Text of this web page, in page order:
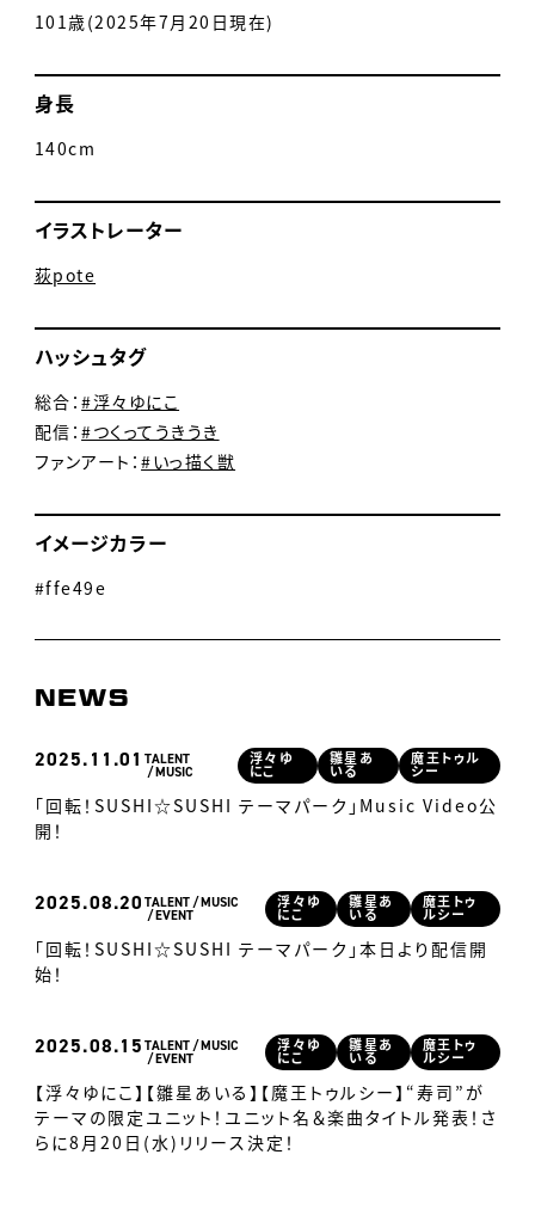
101歳(2025年7月20日現在)
身長
140cm
イラストレーター
荻pote
ハッシュタグ
総合：#浮々ゆにこ
配信：#つくってうきうき
ファンアート：#いっ描く獣
イメージカラー
#ffe49e
NEWS
2025 11.01 TALENT
MUSIC
浮々ゆ
にこ
雛星あ
いる
魔王トゥル
シー
「回転！SUSHI☆SUSHI テーマパーク」Music Video公
開！
2025 08.20 TALENT MUSIC
EVENT
浮々ゆ
にこ
雛星あ
いる
魔王トゥ
ルシー
「回転！SUSHI☆SUSHI テーマパーク」本日より配信開
始！
2025 08.15 TALENT MUSIC
EVENT
浮々ゆ
にこ
雛星あ
いる
魔王トゥ
ルシー
【浮々ゆにこ】【雛星あいる】【魔王トゥルシー】“寿司”が
テーマの限定ユニット！ユニット名＆楽曲タイトル発表！さ
らに8月20日(水)リリース決定！